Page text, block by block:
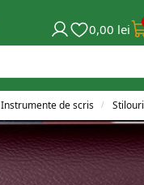
0,00 lei
Instrumente de scris / Stilouri